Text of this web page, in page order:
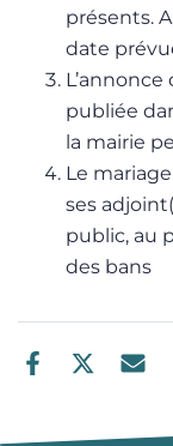
présents.
date
publiée
la mairie
Le
ses
public, au
des bans